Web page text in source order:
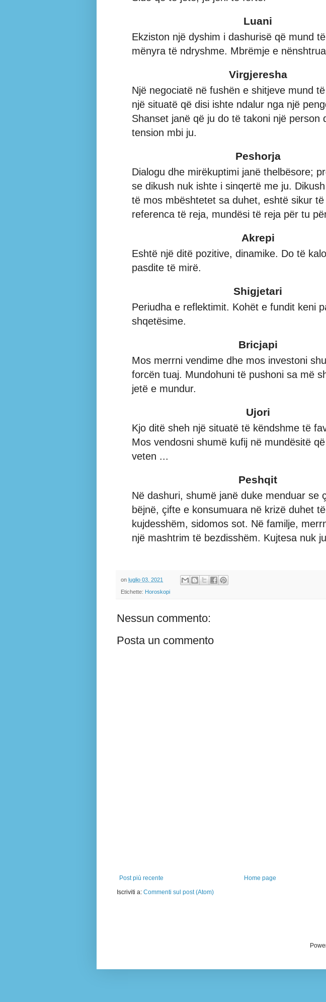
Luani
Ekziston një dyshim i dashurisë që mund
mënyra të ndryshme. Mbrëmje e
Virgjeresha
Një negociatë në fushën e shitjeve mund
një situatë që disi ishte ndalur nga një
Shanset janë që ju do të takoni një person
tension mbi ju.
Peshorja
Dialogu dhe mirëkuptimi janë thelbësore;
se dikush nuk ishte i sinqertë me ju.
të mos mbështetet sa duhet, eshtë sikur të
referenca të reja, mundësi të reja për tu
Akrepi
Eshtë një ditë pozitive, dinamike. Do të
pasdite të mirë.
Shigjetari
Periudha e reflektimit. Kohët e fundit keni
shqetësime.
Bricjapi
Mos merrni vendime dhe mos investoni
forcën tuaj. Mundohuni të pushoni sa më
jetë e mundur.
Ujori
Kjo ditë sheh një situatë të këndshme të
Mos vendosni shumë kufij në mundësitë
veten ...
Peshqit
Në dashuri, shumë janë duke menduar se
bëjnë, çifte e konsumuara në krizë duhet
kujdesshëm, sidomos sot. Në familje,
një mashtrim të bezdisshëm. Kujtesa nuk
on luglio 03, 2021
Etichette: Horoskopi
Nessun commento:
Posta un commento
Post più recente
Home page
Iscriviti a: Commenti sul post (Atom)